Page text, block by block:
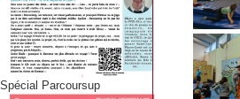
Spécial Parcoursup